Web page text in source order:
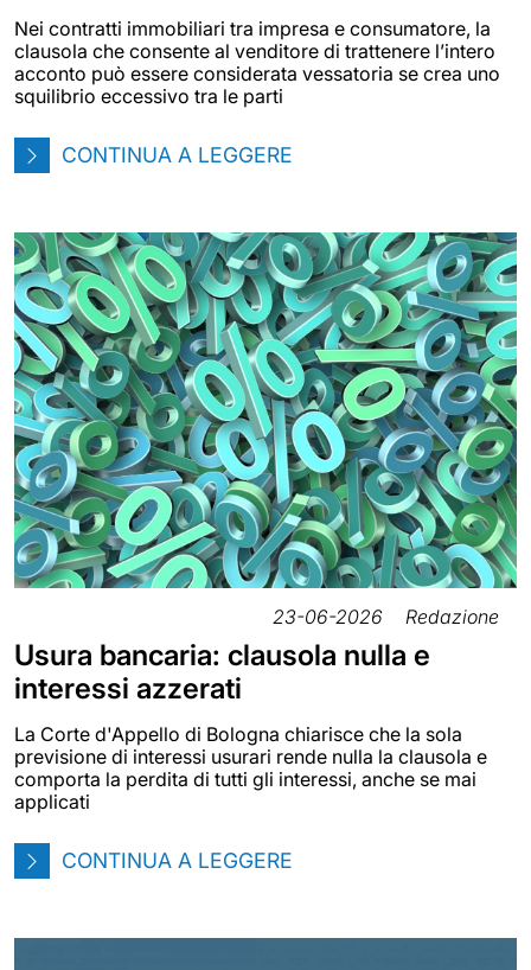
Nei contratti immobiliari tra impresa e consumatore, la
clausola che consente al venditore di trattenere l’intero
acconto può essere considerata vessatoria se crea uno
squilibrio eccessivo tra le parti
CONTINUA A LEGGERE
23-06-2026 Redazione
Usura bancaria: clausola nulla e
interessi azzerati
La Corte d'Appello di Bologna chiarisce che la sola
previsione di interessi usurari rende nulla la clausola e
comporta la perdita di tutti gli interessi, anche se mai
applicati
CONTINUA A LEGGERE